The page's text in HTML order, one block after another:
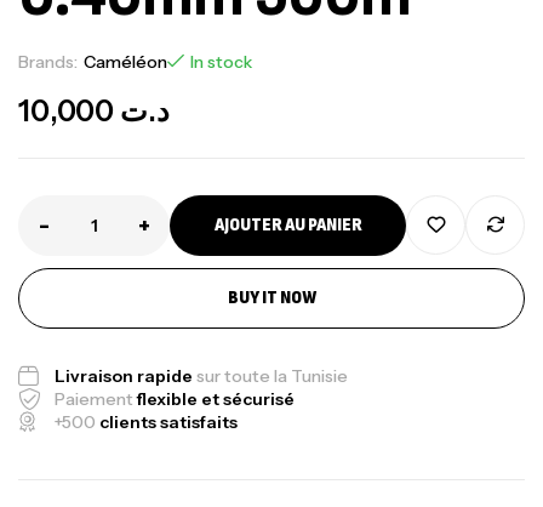
Brands: Caméléon In stock
د.ت
- + AJOUTER AU PANIER
BUY IT NOW
Livraison rapide sur toute la Tunisie
Paiementflexible et sécurisé
+500 clients satisfaits